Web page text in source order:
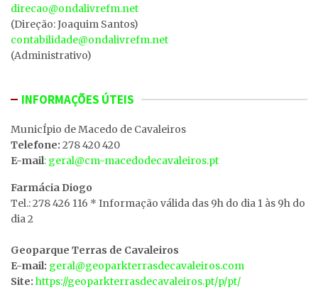
direcao@ondalivrefm.net
(Direção: Joaquim Santos)
contabilidade@ondalivrefm.net
(Administrativo)
INFORMAÇÕES ÚTEIS
MunicÍpio de Macedo de Cavaleiros
Telefone: 278 420 420
E-mail: geral@cm-macedodecavaleiros.pt
Farmácia Diogo
Tel.: 278 426 116 * Informação válida das 9h do dia 1 às 9h do
dia 2
Geoparque Terras de Cavaleiros
E-mail: geral@geoparkterrasdecavaleiros.com
Site: https://geoparkterrasdecavaleiros.pt/p/pt/